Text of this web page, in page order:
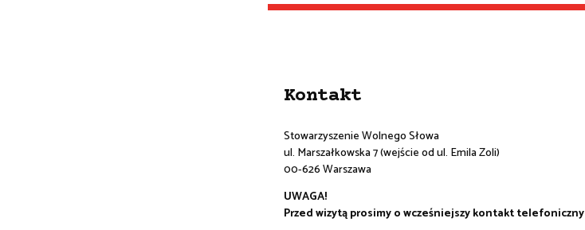
Kontakt
Stowarzyszenie Wolnego Słowa
ul. Marszałkowska 7 (wejście od ul. Emila Zoli)
00-626 Warszawa
UWAGA!
Przed wizytą prosimy o wcześniejszy kontakt telefoniczny